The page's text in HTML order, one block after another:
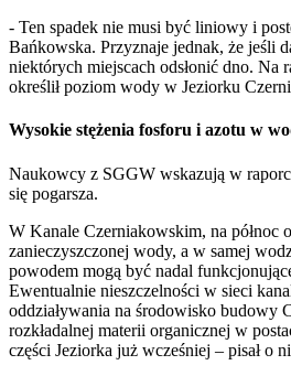
- Ten spadek nie musi być liniowy i
Bańkowska. Przyznaje jednak, że jeśli
niektórych miejscach odsłonić dno. Na
określił poziom wody w Jeziorku
Wysokie stężenia fosforu i azotu w
Naukowcy z SGGW wskazują w
się pogarsza.
W Kanale Czerniakowskim, na północ
zanieczyszczonej wody, a w samej
powodem mogą być nadal
Ewentualnie nieszczelności w sieci
oddziaływania na środowisko budowy
rozkładalnej materii organicznej w
części Jeziorka już wcześniej – pisał o